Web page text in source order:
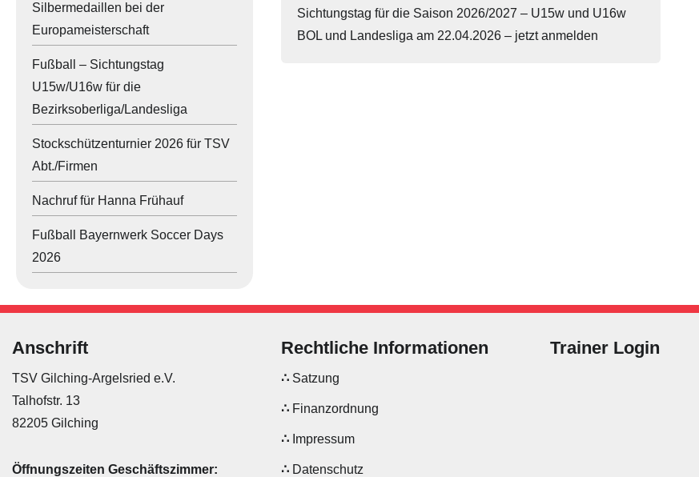
Rhönradturnen
Schach
Sportkinder
Stockschiessen
Tennis
Tischtennis
Turnen
Volleyball
Angebot für Kinder
Silbermedaillen bei der
Europameisterschaft
Fußball – Sichtungstag
U15w/U16w für die
Bezirksoberliga/Landesliga
Stockschützenturnier 2026 für TSV
Abt./Firmen
Nachruf für Hanna Frühauf
Fußball Bayernwerk Soccer Days
2026
Sichtungstag für die Saison 2026/2027 – U15w und U16w
BOL und Landesliga am 22.04.2026 – jetzt anmelden
Anschrift
TSV Gilching-Argelsried e.V.
Talhofstr. 13
82205 Gilching
Öffnungszeiten Geschäftszimmer:
Rechtliche Informationen
Satzung
Finanzordnung
Impressum
Datenschutz
Trainer Login